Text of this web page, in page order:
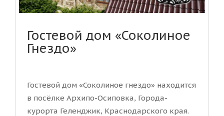
Гостевой дом «Соколиное
Гнездо»
Гостевой дом «Соколиное гнездо» находится
в посёлке Архипо-Осиповка, Города-
курорта Геленджик, Краснодарского края.